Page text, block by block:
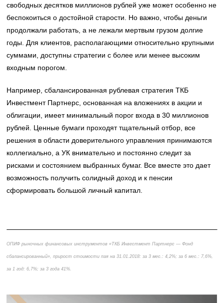
свободных десятков миллионов рублей уже может особенно не
беспокоиться о достойной старости. Но важно, чтобы деньги
продолжали работать, а не лежали мертвым грузом долгие
годы. Для клиентов, располагающими относительно крупными
суммами, доступны стратегии с более или менее высоким
входным порогом.
Например, сбалансированная рублевая стратегия ТКБ
Инвестмент Партнерс, основанная на вложениях в акции и
облигации, имеет минимальный порог входа в 30 миллионов
рублей. Ценные бумаги проходят тщательный отбор, все
решения в области доверительного управления принимаются
коллегиально, а УК внимательно и постоянно следит за
рисками и состоянием выбранных бумаг. Все вместе это дает
возможность получить солидный доход и к пенсии
сформировать большой личный капитал.
ОПИФ рыночных финансовых инструментов «ТКБ Инвестмент Партнерс — Фонд
сбалансированный», прирост стоимости пая на 31.01.2018: за 3 мес.: 4,2%; за 6 мес.: 7,6%,
за 1 год: 6,7%; за 3 года 41%.